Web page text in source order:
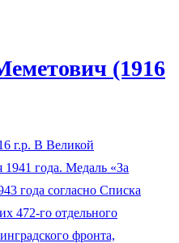
(1916
г.р. В Великой
года. Медаль «За
года согласно Списка
472-го отдельного
фронта,